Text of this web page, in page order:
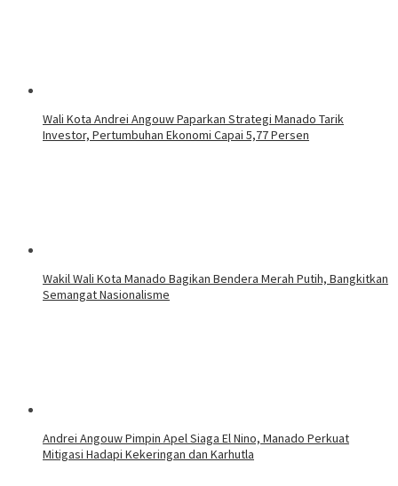
Wali Kota Andrei Angouw Paparkan Strategi Manado Tarik
Investor, Pertumbuhan Ekonomi Capai 5,77 Persen
Wakil Wali Kota Manado Bagikan Bendera Merah Putih, Bangkitkan
Semangat Nasionalisme
Andrei Angouw Pimpin Apel Siaga El Nino, Manado Perkuat
Mitigasi Hadapi Kekeringan dan Karhutla